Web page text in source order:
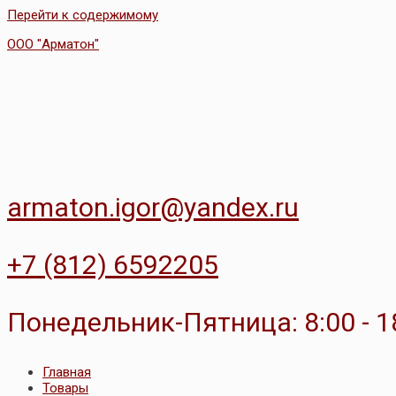
Перейти к содержимому
ООО "Арматон"
armaton.igor@yandex.ru
+7 (812) 6592205
Понедельник-Пятница: 8:00 -
Главная
Товары